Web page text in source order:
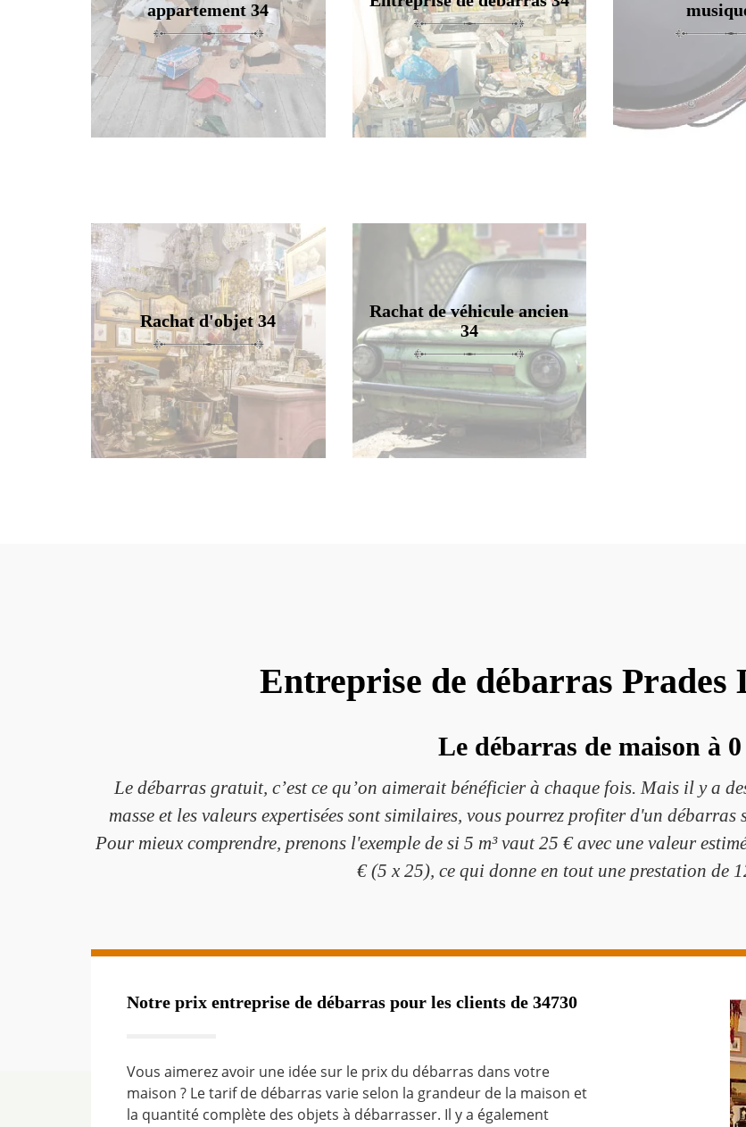
appartement 34
Rachat d'objet 34
Rachat de véhicule ancien
34
Entreprise de débarras Prades
Le débarras de maison à 0
Le débarras gratuit, c’est ce qu’on aimerait bénéficier à chaque fois. Mais il y a
masse et les valeurs expertisées sont similaires, vous pourrez profiter d'un
Pour mieux comprendre, prenons l'exemple de si 5 m³ vaut 25 € avec une valeur
€ (5 x 25), ce qui donne en tout une prestation de
Notre prix entreprise de débarras pour les clients de 34730
Vous aimerez avoir une idée sur le prix du débarras dans votre
maison ? Le tarif de débarras varie selon la grandeur de la maison et
la quantité complète des objets à débarrasser. Il y a également